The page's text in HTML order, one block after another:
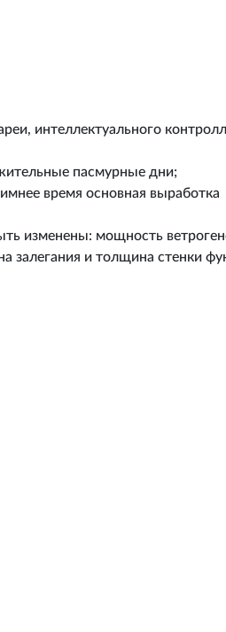
интеллектуального
пасмурные дни;
время основная выработка
мощность
залегания и толщина стенки